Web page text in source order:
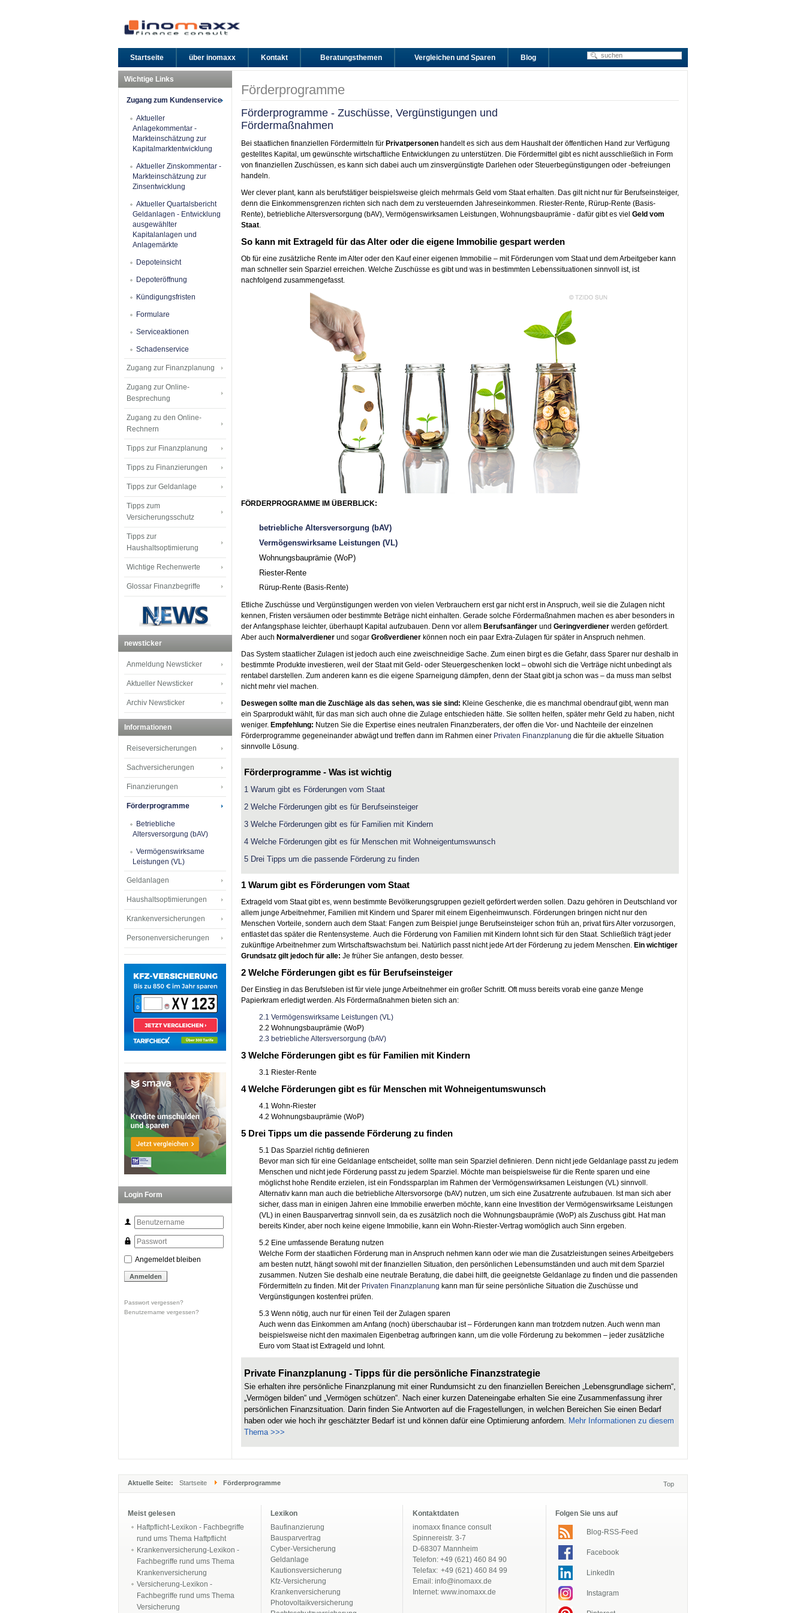
Startseite über inomaxx Kontakt Beratungsthemen Vergleichen und Sparen Blog
Förderprogramme
Förderprogramme - Zuschüsse, Vergünstigungen und
Fördermaßnahmen
Bei staatlichen finanziellen Fördermitteln für Privatpersonen handelt es sich aus dem Haushalt der öffentlichen Hand zur Verfügung
gestelltes Kapital, um gewünschte wirtschaftliche Entwicklungen zu unterstützen. Die Fördermittel gibt es nicht ausschließlich in Form
von finanziellen Zuschüssen, es kann sich dabei auch um zinsvergünstigte Darlehen oder Steuerbegünstigungen oder -befreiungen
handeln.
Wer clever plant, kann als berufstätiger beispielsweise gleich mehrmals Geld vom Staat erhalten. Das gilt nicht nur für Berufseinsteiger,
denn die Einkommensgrenzen richten sich nach dem zu versteuernden Jahreseinkommen. Riester-Rente, Rürup-Rente (Basis-
Rente), betriebliche Altersversorgung (bAV), Vermögenswirksamen Leistungen, Wohnungsbauprämie - dafür gibt es viel Geld vom
Staat.
So kann mit Extrageld für das Alter oder die eigene Immobilie gespart werden
Ob für eine zusätzliche Rente im Alter oder den Kauf einer eigenen Immobilie – mit Förderungen vom Staat und dem Arbeitgeber kann
man schneller sein Sparziel erreichen. Welche Zuschüsse es gibt und was in bestimmten Lebenssituationen sinnvoll ist, ist
nachfolgend zusammengefasst.
FÖRDERPROGRAMME IM ÜBERBLICK:
betriebliche Altersversorgung (bAV)
Vermögenswirksame Leistungen (VL)
Wohnungsbauprämie (WoP)
Riester-Rente
Rürup-Rente (Basis-Rente)
Etliche Zuschüsse und Vergünstigungen werden von vielen Verbrauchern erst gar nicht erst in Anspruch, weil sie die Zulagen nicht
kennen, Fristen versäumen oder bestimmte Beträge nicht einhalten. Gerade solche Fördermaßnahmen machen es aber besonders in
der Anfangsphase leichter, überhaupt Kapital aufzubauen. Denn vor allem Berufsanfänger und Geringverdiener werden gefördert.
Aber auch Normalverdiener und sogar Großverdiener können noch ein paar Extra-Zulagen für später in Anspruch nehmen.
Das System staatlicher Zulagen ist jedoch auch eine zweischneidige Sache. Zum einen birgt es die Gefahr, dass Sparer nur deshalb in
bestimmte Produkte investieren, weil der Staat mit Geld- oder Steuergeschenken lockt – obwohl sich die Verträge nicht unbedingt als
rentabel darstellen. Zum anderen kann es die eigene Sparneigung dämpfen, denn der Staat gibt ja schon was – da muss man selbst
nicht mehr viel machen.
Deswegen sollte man die Zuschläge als das sehen, was sie sind: Kleine Geschenke, die es manchmal obendrauf gibt, wenn man
ein Sparprodukt wählt, für das man sich auch ohne die Zulage entschieden hätte. Sie sollten helfen, später mehr Geld zu haben, nicht
weniger. Empfehlung: Nutzen Sie die Expertise eines neutralen Finanzberaters, der offen die Vor- und Nachteile der einzelnen
Förderprogramme gegeneinander abwägt und treffen dann im Rahmen einer Privaten Finanzplanung die für die aktuelle Situation
sinnvolle Lösung.
Förderprogramme - Was ist wichtig
1 Warum gibt es Förderungen vom Staat
2 Welche Förderungen gibt es für Berufseinsteiger
3 Welche Förderungen gibt es für Familien mit Kindern
4 Welche Förderungen gibt es für Menschen mit Wohneigentumswunsch
5 Drei Tipps um die passende Förderung zu finden
1 Warum gibt es Förderungen vom Staat
Extrageld vom Staat gibt es, wenn bestimmte Bevölkerungsgruppen gezielt gefördert werden sollen. Dazu gehören in Deutschland vor
allem junge Arbeitnehmer, Familien mit Kindern und Sparer mit einem Eigenheimwunsch. Förderungen bringen nicht nur den
Menschen Vorteile, sondern auch dem Staat: Fangen zum Beispiel junge Berufseinsteiger schon früh an, privat fürs Alter vorzusorgen,
entlastet das später die Rentensysteme. Auch die Förderung von Familien mit Kindern lohnt sich für den Staat. Schließlich trägt jeder
zukünftige Arbeitnehmer zum Wirtschaftswachstum bei. Natürlich passt nicht jede Art der Förderung zu jedem Menschen. Ein wichtiger
Grundsatz gilt jedoch für alle: Je früher Sie anfangen, desto besser.
2 Welche Förderungen gibt es für Berufseinsteiger
Der Einstieg in das Berufsleben ist für viele junge Arbeitnehmer ein großer Schritt. Oft muss bereits vorab eine ganze Menge
Papierkram erledigt werden. Als Fördermaßnahmen bieten sich an:
2.1 Vermögenswirksame Leistungen (VL)
2.2 Wohnungsbauprämie (WoP)
2.3 betriebliche Altersversorgung (bAV)
3 Welche Förderungen gibt es für Familien mit Kindern
3.1 Riester-Rente
4 Welche Förderungen gibt es für Menschen mit Wohneigentumswunsch
4.1 Wohn-Riester
4.2 Wohnungsbauprämie (WoP)
5 Drei Tipps um die passende Förderung zu finden
5.1 Das Sparziel richtig definieren
Bevor man sich für eine Geldanlage entscheidet, sollte man sein Sparziel definieren. Denn nicht jede Geldanlage passt zu jedem
Menschen und nicht jede Förderung passt zu jedem Sparziel. Möchte man beispielsweise für die Rente sparen und eine
möglichst hohe Rendite erzielen, ist ein Fondssparplan im Rahmen der Vermögenswirksamen Leistungen (VL) sinnvoll.
Alternativ kann man auch die betriebliche Altersvorsorge (bAV) nutzen, um sich eine Zusatzrente aufzubauen. Ist man sich aber
sicher, dass man in einigen Jahren eine Immobilie erwerben möchte, kann eine Investition der Vermögenswirksame Leistungen
(VL) in einen Bausparvertrag sinnvoll sein, da es zusätzlich noch die Wohnungsbauprämie (WoP) als Zuschuss gibt. Hat man
bereits Kinder, aber noch keine eigene Immobilie, kann ein Wohn-Riester-Vertrag womöglich auch Sinn ergeben.
5.2 Eine umfassende Beratung nutzen
Welche Form der staatlichen Förderung man in Anspruch nehmen kann oder wie man die Zusatzleistungen seines Arbeitgebers
am besten nutzt, hängt sowohl mit der finanziellen Situation, den persönlichen Lebensumständen und auch mit dem Sparziel
zusammen. Nutzen Sie deshalb eine neutrale Beratung, die dabei hilft, die geeignetste Geldanlage zu finden und die passenden
Fördermitteln zu finden. Mit der Privaten Finanzplanung kann man für seine persönliche Situation die Zuschüsse und
Vergünstigungen kostenfrei prüfen.
5.3 Wenn nötig, auch nur für einen Teil der Zulagen sparen
Auch wenn das Einkommen am Anfang (noch) überschaubar ist – Förderungen kann man trotzdem nutzen. Auch wenn man
beispielsweise nicht den maximalen Eigenbetrag aufbringen kann, um die volle Förderung zu bekommen – jeder zusätzliche
Euro vom Staat ist Extrageld und lohnt.
Private Finanzplanung - Tipps für die persönliche Finanzstrategie
Sie erhalten ihre persönliche Finanzplanung mit einer Rundumsicht zu den finanziellen Bereichen „Lebensgrundlage sichern“,
„Vermögen bilden“ und „Vermögen schützen“. Nach einer kurzen Dateneingabe erhalten Sie eine Zusammenfassung ihrer
persönlichen Finanzsituation. Darin finden Sie Antworten auf die Fragestellungen, in welchen Bereichen Sie einen Bedarf
haben oder wie hoch ihr geschätzter Bedarf ist und können dafür eine Optimierung anfordern. Mehr Informationen zu diesem
Thema >>>
Wichtige Links
Zugang zum Kundenservice
Aktueller
Anlagekommentar -
Markteinschätzung zur
Kapitalmarktentwicklung
Aktueller Zinskommentar -
Markteinschätzung zur
Zinsentwicklung
Aktueller Quartalsbericht
Geldanlagen - Entwicklung
ausgewählter
Kapitalanlagen und
Anlagemärkte
Depoteinsicht
Depoteröffnung
Kündigungsfristen
Formulare
Serviceaktionen
Schadenservice
Zugang zur Finanzplanung
Zugang zur Online-
Besprechung
Zugang zu den Online-
Rechnern
Tipps zur Finanzplanung
Tipps zu Finanzierungen
Tipps zur Geldanlage
Tipps zum
Versicherungsschutz
Tipps zur
Haushaltsoptimierung
Wichtige Rechenwerte
Glossar Finanzbegriffe
newsticker
Anmeldung Newsticker
Aktueller Newsticker
Archiv Newsticker
Informationen
Reiseversicherungen
Sachversicherungen
Finanzierungen
Förderprogramme
Betriebliche
Altersversorgung (bAV)
Vermögenswirksame
Leistungen (VL)
Geldanlagen
Haushaltsoptimierungen
Krankenversicherungen
Personenversicherungen
Login Form
Angemeldet bleiben
Passwort vergessen?
Benutzername vergessen?
Aktuelle Seite: Startseite Förderprogramme Top
Meist gelesen
Haftpflicht-Lexikon - Fachbegriffe
rund ums Thema Haftpflicht
Krankenversicherung-Lexikon -
Fachbegriffe rund ums Thema
Krankenversicherung
Versicherung-Lexikon -
Fachbegriffe rund ums Thema
Versicherung
Lexikon
Baufinanzierung
Bausparvertrag
Cyber-Versicherung
Geldanlage
Kautionsversicherung
Kfz-Versicherung
Krankenversicherung
Photovoltaikversicherung
Kontaktdaten
inomaxx finance consult
Spinnereistr. 3-7
D-68307 Mannheim
Telefon: +49 (621) 460 84 90
Telefax: +49 (621) 460 84 99
Email: info@inomaxx.de
Internet: www.inomaxx.de
Folgen Sie uns auf
Blog-RSS-Feed
Facebook
LinkedIn
Instagram